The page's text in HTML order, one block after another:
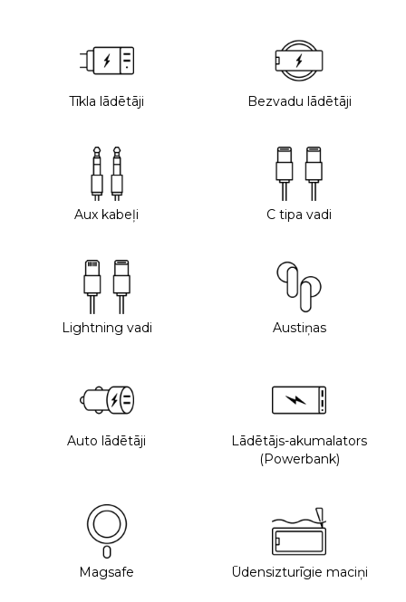
Tīkla lādētāji Bezvadu lādētāji
Aux kabeļi C tipa vadi
Lightning vadi Austiņas
Auto lādētāji
Lādētājs-akumalators
(Powerbank)
Magsafe Ūdensizturīgie maciņi